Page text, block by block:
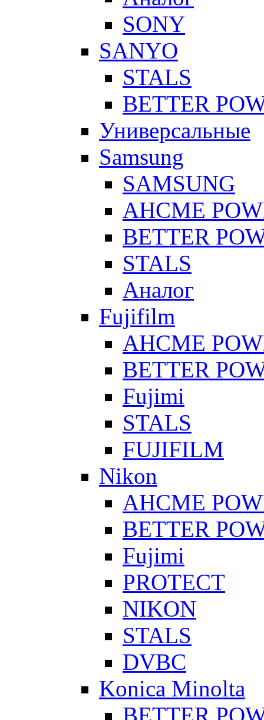
SONY
SANYO
STALS
BETTER
Универсальные
Samsung
SAMSUNG
AHCME
BETTER
STALS
Аналог
Fujifilm
AHCME
BETTER
Fujimi
STALS
FUJIFILM
Nikon
AHCME
BETTER
Fujimi
PROTECT
NIKON
STALS
DVBC
Konica Minolta